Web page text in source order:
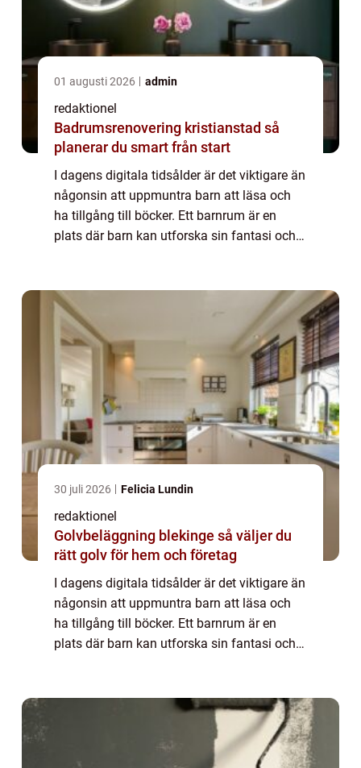
01 augusti 2026 admin
redaktionel
Badrumsrenovering kristianstad så
planerar du smart från start
I dagens digitala tidsålder är det viktigare än
någonsin att uppmuntra barn att läsa och
ha tillgång till böcker. Ett barnrum är en
plats där barn kan utforska sin fantasi och
30 juli 2026 Felicia Lundin
redaktionel
Golvbeläggning blekinge så väljer du
rätt golv för hem och företag
I dagens digitala tidsålder är det viktigare än
någonsin att uppmuntra barn att läsa och
ha tillgång till böcker. Ett barnrum är en
plats där barn kan utforska sin fantasi och